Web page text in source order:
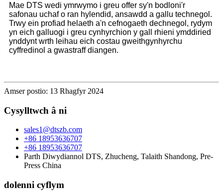
Mae DTS wedi ymrwymo i greu offer sy'n bodloni'r
safonau uchaf o ran hylendid, ansawdd a gallu technegol.
Trwy ein profiad helaeth a'n cefnogaeth dechnegol, rydym
yn eich galluogi i greu cynhyrchion y gall rhieni ymddiried
ynddynt wrth leihau eich costau gweithgynhyrchu
cyffredinol a gwastraff diangen.
Amser postio: 13 Rhagfyr 2024
Cysylltwch â ni
sales1@dtszb.com
+86 18953636707
+86 18953636707
Parth Diwydiannol DTS, Zhucheng, Talaith Shandong, Pre-
Press China
dolenni cyflym